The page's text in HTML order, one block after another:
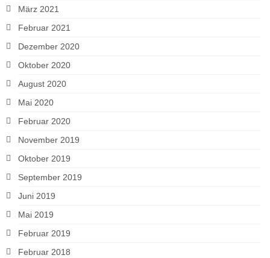
März 2021
Februar 2021
Dezember 2020
Oktober 2020
August 2020
Mai 2020
Februar 2020
November 2019
Oktober 2019
September 2019
Juni 2019
Mai 2019
Februar 2019
Februar 2018